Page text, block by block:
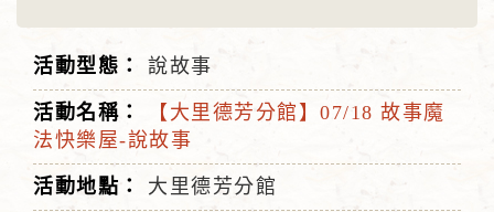
說故事
【大里德芳分館】07/18 故事魔
法快樂屋-說故事
大里德芳分館